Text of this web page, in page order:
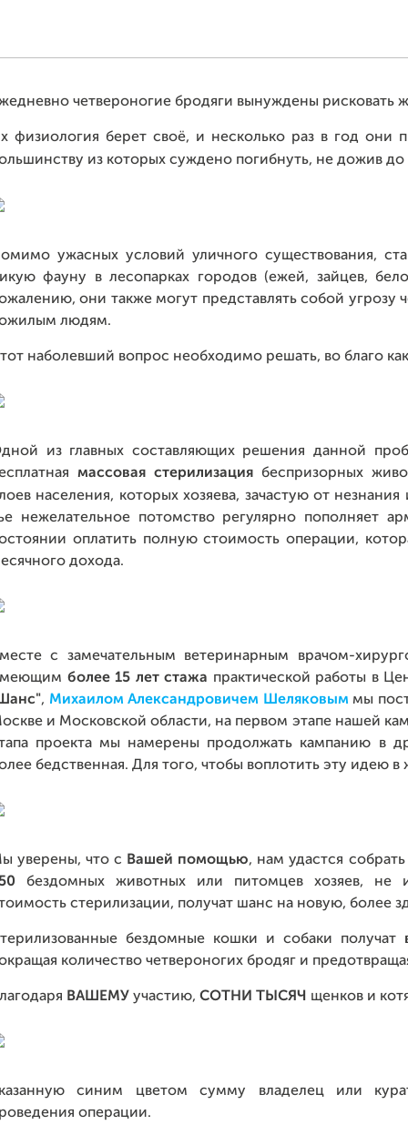
четвероногие бродяги вынуждены рисковать
физиология берет своё, и несколько раз в год они
из которых суждено погибнуть, не дожив
ужасных условий уличного существования,
фауну в лесопарках городов (ежей, зайцев,
они также могут представлять собой угрозу
людям.
наболевший вопрос необходимо решать, во благо
из главных составляющих решения данной
массовая стерилизация беспризорных
населения, которых хозяева, зачастую от
нежелательное потомство регулярно пополняет
оплатить полную стоимость операции,
дохода.
с замечательным ветеринарным врачом-
более 15 лет стажа практической работы в
, Михаилом Александровичем Шеляковым мы
и Московской области, на первом этапе нашей
проекта мы намерены продолжать кампанию в
бедственная. Для того, чтобы воплотить эту идею
уверены, что с Вашей помощью, нам удастся
бездомных животных или питомцев хозяев, не
стерилизации, получат шанс на новую, более
бездомные кошки и собаки получат
количество четвероногих бродяг и
ВАШЕМУ участию, СОТНИ ТЫСЯЧ щенков и
синим цветом сумму владелец или
операции.